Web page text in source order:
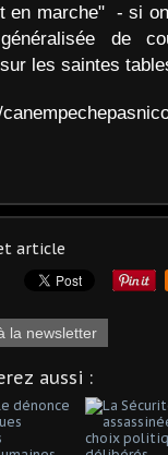
en marche" - si
de
les saintes
article
la newsletter
aussi :